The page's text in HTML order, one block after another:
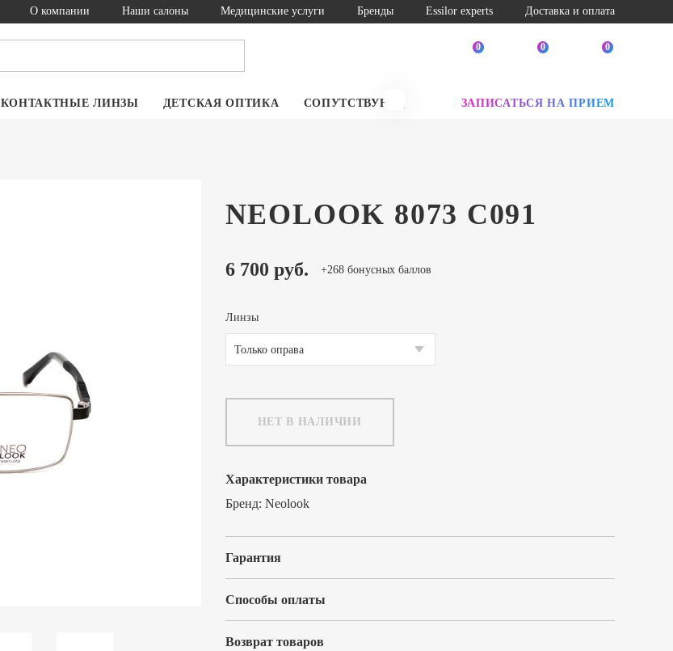
О компании Наши салоны Медицинские услуги Бренды Essilor experts Доставка и оплата
0 0 0
КОНТАКТНЫЕ ЛИНЗЫ ДЕТСКАЯ ОПТИКА СОПУТСТВУЮЩИЕ ТОВАРЫ SALE
ЗАПИСАТЬСЯ НА ПРИЕМ
NEOLOOK 8073 C091
6 700 руб. +268 бонусных баллов
Линзы
Только оправа
НЕТ В НАЛИЧИИ
Характеристики товара
Бренд: Neolook
Гарантия
Способы оплаты
Возврат товаров